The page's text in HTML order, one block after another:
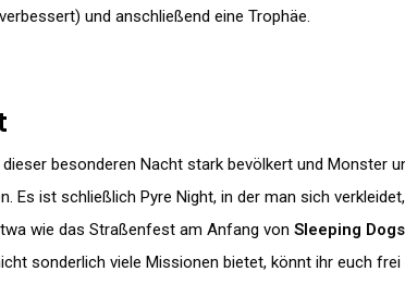
und anschließend eine Trophäe.
besonderen Nacht stark bevölkert und Monster
Es ist schließlich Pyre Night, in der man sich
wie das Straßenfest am Anfang von Sleeping Dogs
sonderlich viele Missionen bietet, könnt ihr euch frei